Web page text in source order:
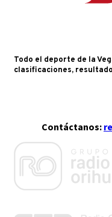
Todo el deporte de la
clasificaciones,
Contáctanos: